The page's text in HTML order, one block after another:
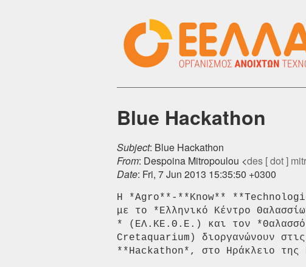
Blue Hackathon
Subject: Blue Hackathon
From: Despoina Mitropoulou <des [ dot ]
Date: Fri, 7 Jun 2013 15:35:50 +0300
Η *Agro**-**Know**
με το *Ελληνικό Κέντρο
* (ΕΛ.ΚΕ.Θ.Ε.) και τον
Cretaquarium) διοργανώνουν
**Hackathon*, στο Ηράκλειο της